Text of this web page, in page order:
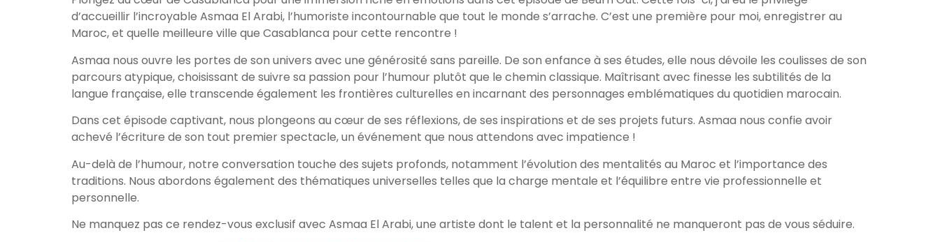
d’accueillir l’incroyable Asmaa El Arabi, l’humoriste incontournable que tout le monde s’arrache. C’est une première pour moi, enregistrer au
Maroc, et quelle meilleure ville que Casablanca pour cette rencontre !
Asmaa nous ouvre les portes de son univers avec une générosité sans pareille. De son enfance à ses études, elle nous dévoile les coulisses de son
parcours atypique, choisissant de suivre sa passion pour l’humour plutôt que le chemin classique. Maîtrisant avec finesse les subtilités de la
langue française, elle transcende également les frontières culturelles en incarnant des personnages emblématiques du quotidien marocain.
Dans cet épisode captivant, nous plongeons au cœur de ses réflexions, de ses inspirations et de ses projets futurs. Asmaa nous confie avoir
achevé l’écriture de son tout premier spectacle, un événement que nous attendons avec impatience !
Au-delà de l’humour, notre conversation touche des sujets profonds, notamment l’évolution des mentalités au Maroc et l’importance des
traditions. Nous abordons également des thématiques universelles telles que la charge mentale et l’équilibre entre vie professionnelle et
personnelle.
Ne manquez pas ce rendez-vous exclusif avec Asmaa El Arabi, une artiste dont le talent et la personnalité ne manqueront pas de vous séduire.